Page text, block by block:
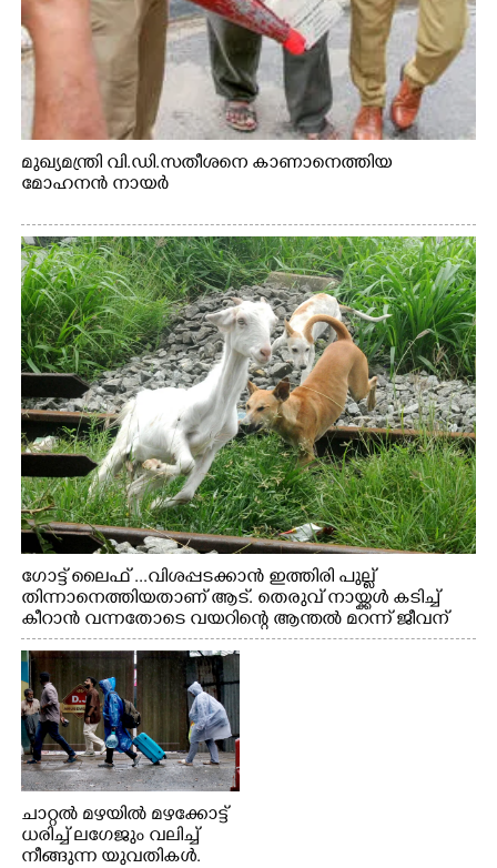
മുഖ്യമന്ത്രി വി.ഡി.സതീശനെ കാണാനെത്തിയ
മോഹനൻ നായർ
ഗോട്ട് ലൈഫ് ...വിശപ്പടക്കാൻ ഇത്തിരി പുല്ല്
തിന്നാനെത്തിയതാണ് ആട്. തെരുവ് നായ്ക്കൾ കടിച്ച്
കീറാൻ വന്നതോടെ വയറിന്റെ ആന്തൽ മറന്ന് ജീവന്
വേണ്ടിയായി ഓട്ടം. എറണാകുളം വാത്തുരുത്തിയിൽ
നിന്നുള്ള കാഴ്ച
ചാറ്റൽ മഴയിൽ മഴക്കോട്ട്
ധരിച്ച് ലഗേജും വലിച്ച്
നീങ്ങുന്ന യുവതികൾ.